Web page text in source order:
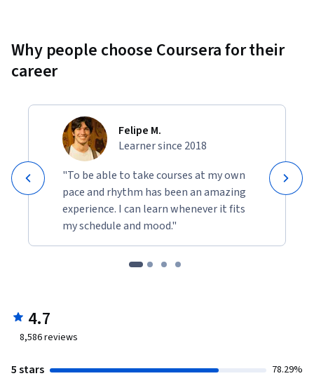
Why people choose Coursera for their
career
Felipe M.
Learner since 2018
"To be able to take courses at my own
pace and rhythm has been an amazing
experience. I can learn whenever it fits
my schedule and mood."
4.7
8,586reviews
5 stars 78.29%